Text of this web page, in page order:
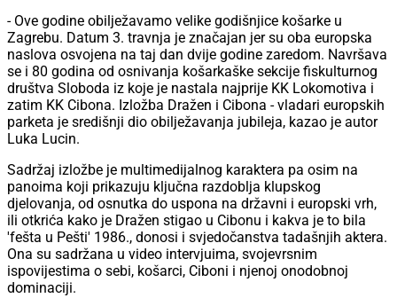
- Ove godine obilježavamo velike godišnjice košarke u
Zagrebu. Datum 3. travnja je značajan jer su oba europska
naslova osvojena na taj dan dvije godine zaredom. Navršava
se i 80 godina od osnivanja košarkaške sekcije fiskulturnog
društva Sloboda iz koje je nastala najprije KK Lokomotiva i
zatim KK Cibona. Izložba Dražen i Cibona - vladari europskih
parketa je središnji dio obilježavanja jubileja, kazao je autor
Luka Lucin.
Sadržaj izložbe je multimedijalnog karaktera pa osim na
panoima koji prikazuju ključna razdoblja klupskog
djelovanja, od osnutka do uspona na državni i europski vrh,
ili otkrića kako je Dražen stigao u Cibonu i kakva je to bila
'fešta u Pešti' 1986., donosi i svjedočanstva tadašnjih aktera.
Ona su sadržana u video intervjuima, svojevrsnim
ispovijestima o sebi, košarci, Ciboni i njenoj onodobnoj
dominaciji.